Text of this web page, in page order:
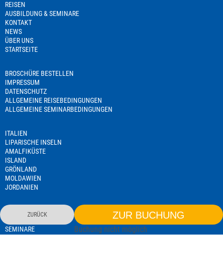
ZURÜCK ZUR BUCHUNG
Buchung nicht möglich
REISEN
AUSBILDUNG & SEMINARE
KONTAKT
NEWS
ÜBER UNS
STARTSEITE
BROSCHÜRE BESTELLEN
IMPRESSUM
DATENSCHUTZ
ALLGEMEINE REISEBEDINGUNGEN
ALLGEMEINE SEMINARBEDINGUNGEN
ITALIEN
LIPARISCHE INSELN
AMALFIKÜSTE
ISLAND
GRÖNLAND
MOLDAWIEN
JORDANIEN
NAMIBIA
SEMINARE